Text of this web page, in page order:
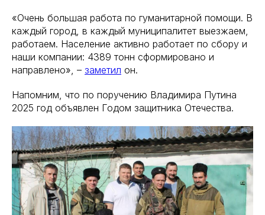
«Очень большая работа по гуманитарной помощи. В
каждый город, в каждый муниципалитет выезжаем,
работаем. Население активно работает по сбору и
наши компании: 4389 тонн сформировано и
направлено», – заметил он.
Напомним, что по поручению Владимира Путина
2025 год объявлен Годом защитника Отечества.